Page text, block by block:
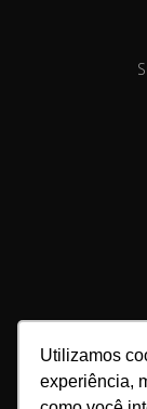
Utilizamos
experiência,